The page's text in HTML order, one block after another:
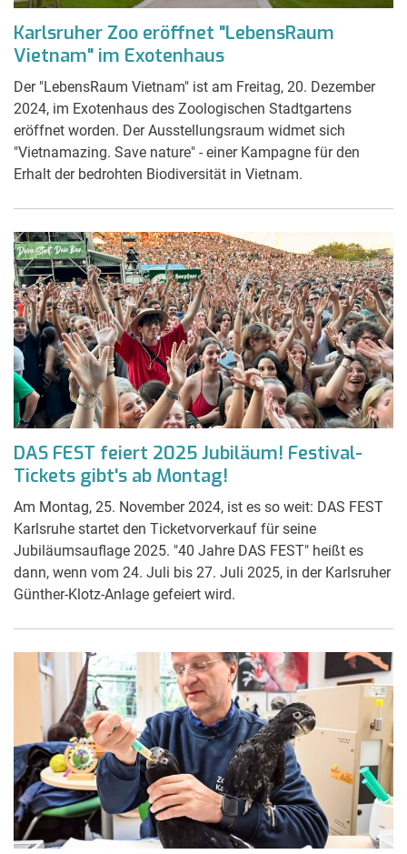
Karlsruher Zoo eröffnet "LebensRaum
Vietnam" im Exotenhaus
Der "LebensRaum Vietnam" ist am Freitag, 20. Dezember
2024, im Exotenhaus des Zoologischen Stadtgartens
eröffnet worden. Der Ausstellungsraum widmet sich
"Vietnamazing. Save nature" - einer Kampagne für den
Erhalt der bedrohten Biodiversität in Vietnam.
DAS FEST feiert 2025 Jubiläum! Festival-
Tickets gibt's ab Montag!
Am Montag, 25. November 2024, ist es so weit: DAS FEST
Karlsruhe startet den Ticketvorverkauf für seine
Jubiläumsauflage 2025. "40 Jahre DAS FEST" heißt es
dann, wenn vom 24. Juli bis 27. Juli 2025, in der Karlsruher
Günther-Klotz-Anlage gefeiert wird.